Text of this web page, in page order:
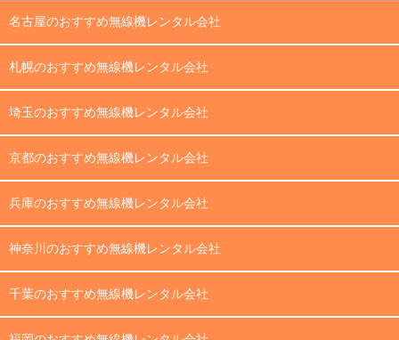
名古屋のおすすめ無線機レンタル会社
札幌のおすすめ無線機レンタル会社
埼玉のおすすめ無線機レンタル会社
京都のおすすめ無線機レンタル会社
兵庫のおすすめ無線機レンタル会社
神奈川のおすすめ無線機レンタル会社
千葉のおすすめ無線機レンタル会社